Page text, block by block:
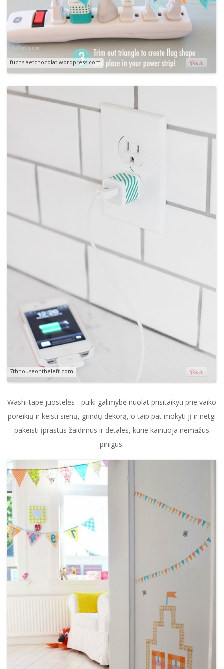
fuchsiaetchocolat.wordpress.com
7thhouseontheleft.com
Washi tape juostelės - puiki galimybė nuolat prisitaikyti prie vaiko
poreikių ir keisti sienų, grindų dekorą, o taip pat mokyti jį ir netgi
pakeisti įprastus žaidimus ir detales, kurie kainuoja nemažus
pinigus.